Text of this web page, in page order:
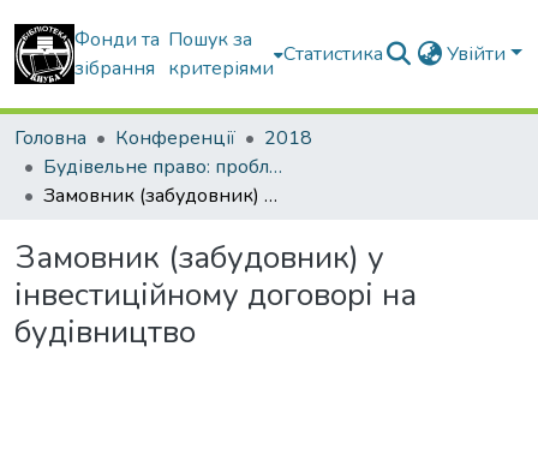
Фонди та
зібрання
Пошук за
критеріями
Статистика Увійти
Головна Конференції
2018
Будівельне право: проблеми теорії і практики
Замовник (забудовник) у інвестиційному договорі на будівництво
Замовник (забудовник) у
інвестиційному договорі на
будівництво